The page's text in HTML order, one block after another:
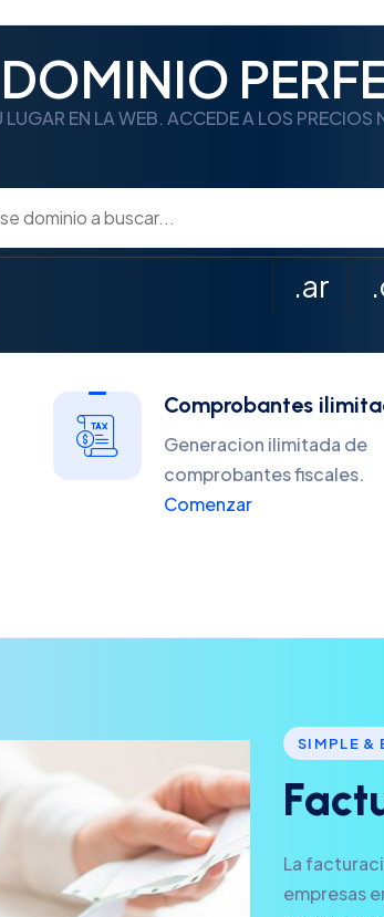
DOMINIO
LUGAR EN LA WEB. ACCEDE A LOS PRECIOS
.ar
Comprobantes
Generacion ilimitada de
comprobantes fiscales.
Comenzar
SIMPLE &
Fact
La
empresas